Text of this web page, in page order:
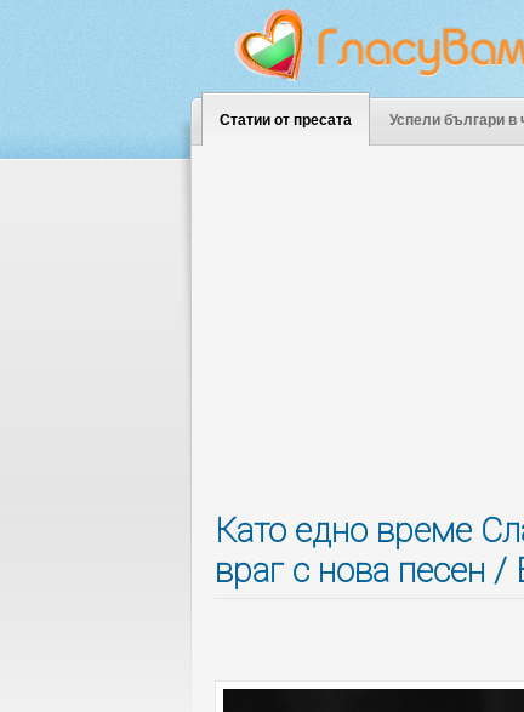
Статии от пресата Успели българи в
Като едно време
враг с нова песен